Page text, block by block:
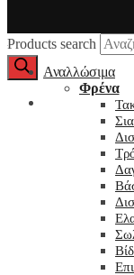
Products search
O
Αναλλώσιμα
Φρένα